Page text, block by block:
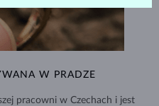
W PRADZE
pracowni w Czechach i jest